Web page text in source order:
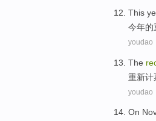
This
今年的
youdao
The
重新计
youdao
On